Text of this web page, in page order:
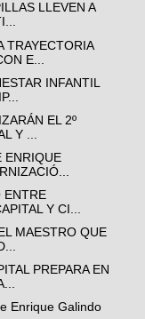
LLEVEN A
TRAYECTORIA
E...
INFANTIL
EL 2º
Y ...
ENRIQUE
ENTRE
Y CI...
MAESTRO QUE
PREPARA EN
Enrique Galindo